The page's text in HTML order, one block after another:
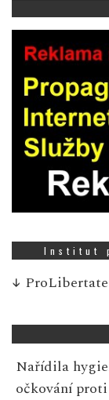
Institut
↓ ProLibertate
Nařídila
očkování